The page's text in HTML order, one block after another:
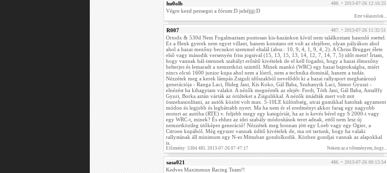
hu0olb 488. • 2013-07-26 12:16:25
Végre kezd pezsegni a fórum:D juhéjjjj:D
Erre válaszolok...
R007 487. • 2013-07-26 11:32:51
Ortodx & 530d Nem Fogalmaztam pontosan kis-hazánkon kívül nem találkoztam hasonló esettel.
Ez a Henk gyerek nem egyet villant, hanem konstans ott volt az elejében, olyan pályákon ahol
ahol a hazai mezőny becsukot szemmel eltalál (absz.: 10, 9, 4, 1, 9, 4, 2). A Chriss Brugger élete
első vagy második versenyén friss jogsival (15, 13, 15, 13, 14, 12, 7, 14, 7, 5) időt ment! Írtam,
hogy vannak hál-istennek szabályt erősítő kivételek de el kell fogadni, hogy a hazai élmezőny
belterjes és lemaradt a nemzetközi szinttől. Minek mankó (WRC) egy hazai bajnokságba, miért
nincs olcsó 1600 junior kupa ahol nem a lóerő, nem a technika dominál, hanem a tudás.
Nézzétek meg a kerek lámpás Zsiguli időszakból nevelődőt ki a hazai rallysport meghatározó
generációja - Ranga Laci, Hideg Jani, Kis Koko, Gál Baba, Szuhanyik Laci, Simor Gyuszi -
elnézést ha kihagytam valakit. A nézők megnézték az elejét- Ferdi, Tóth Jani, Gál Baba, Antalffy
Gyuri, Borka aztán várták az örülteket a Zsigulikkal. A nézők imádták mert volt mit
összehasonlítani, az autók között volt max. 5-10LE különbség, utcai gumikkal hatoltak agyament
módon és legjobb és legbátrabb nyert. Ma ha nem ér el eredményt akkor farag egy nagyobb
motort az autóba (RTE) v. feljebb megy egy kategóriát, ha az is kevés bérel egy S 2000-t vagy
egy WRC-t, minek? És ehhez az idei szabály módosítások teret adnak, ettől nem lesz új
nemzetközileg ütőképes generáció! Nézzétek meg honnan jött egy Loeb vagy egy Ogier, a
Citroen kupából. Még egyszer vannak üdítő kivételek de, ma ott tartunk, hogy ha valaki
rallystának áll minimum egy N-es Mitsuban gondolkodik. Közben gondjai vannak az alapokkal
is.
Előzmény: 530d 485. 2013-07-26 07:47:17 Nekem az a véleményem, hogy...
sasa021 486. • 2013-07-26 09:13:54
Kedves Maximmun Racing Team!!